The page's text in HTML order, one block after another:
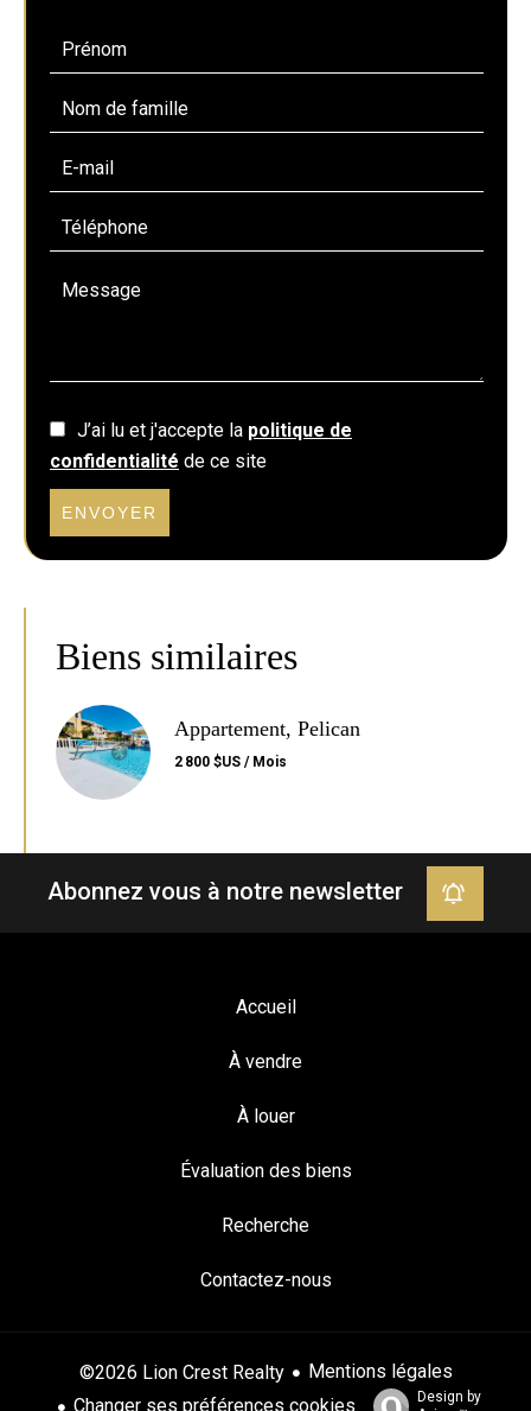
J’ai lu et j'accepte la politique de
confidentialité de ce site
ENVOYER
Biens similaires
Appartement, Pelican
2 800 $US / Mois
Abonnez vous à notre newsletter
Accueil
À vendre
À louer
Évaluation des biens
Recherche
Contactez-nous
©2026 Lion Crest Realty
Mentions légales
Changer ses préférences cookies
Design by